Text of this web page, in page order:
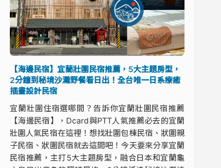
【海邊民宿】宜蘭壯圍民宿推薦，5大主題房型，
2分鐘到秘境沙灘野餐看日出！全台唯一日系療癒
插畫設計民宿
宜蘭壯圍住宿選哪間？告訴你宜蘭壯圍民宿推薦
【海邊民宿】，Dcard與PTT人氣推薦必去的宜蘭
壯圍人氣民宿在這裡！想找壯圍包棟民宿、狀圍親
子民宿、狀圍民宿就去這間吧！今天要來分享宜蘭
民宿推薦，主打5大主題房型，融合日本和宜蘭龜